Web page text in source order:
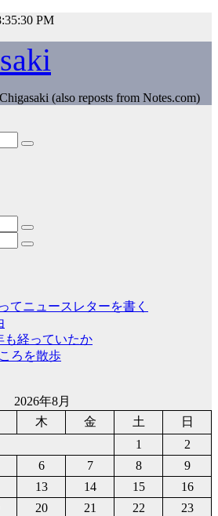
PM
(also reposts from Notes.com)
てニュースレターを書く
も経っていたか
ろを散歩
2026年8月
木 金 土
日
1
2
6 7 8
9
13 14 15
16
20 21 22
23